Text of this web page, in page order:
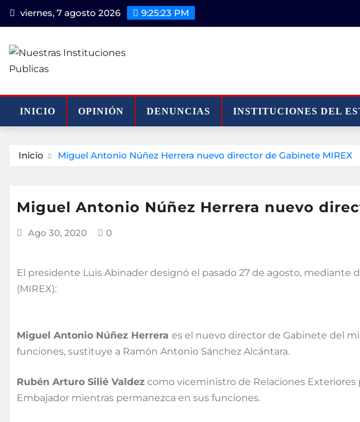
Saltarviernes, 7 agosto 2026 9:25:23 PM
INICIO OPINIÓN DENUNCIAS INSTITUCIONES DEL
Inicio Miguel Antonio Núñez Herrera nuevo director de Gabinete MIREX
Miguel Antonio Núñez Herrera nuevo
Ago 30, 2020 0
El presidente Luis Abinader designó el pasado 27 de agosto,
(MIREX):
Miguel Antonio Núñez Herrera es el nuevo director de Gabinete del
funciones, sustituye a Ramón Antonio Sánchez Alcántara.
Rubén Arturo Silié Valdez como viceministro de Relaciones Exteriores
Embajador mientras permanezca en sus funciones.